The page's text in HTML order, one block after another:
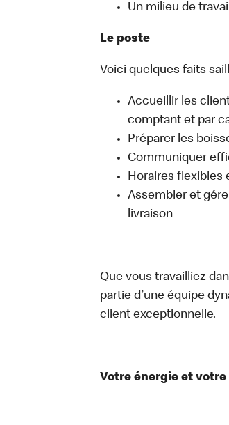
Un milieu de
Le poste
Voici quelques faits
Accueillir les
comptant et par
Préparer les
Communiquer
Horaires flexibles
Assembler et
livraison
Que vous travailliez
partie d’une équipe
client exceptionnelle.
Votre énergie et